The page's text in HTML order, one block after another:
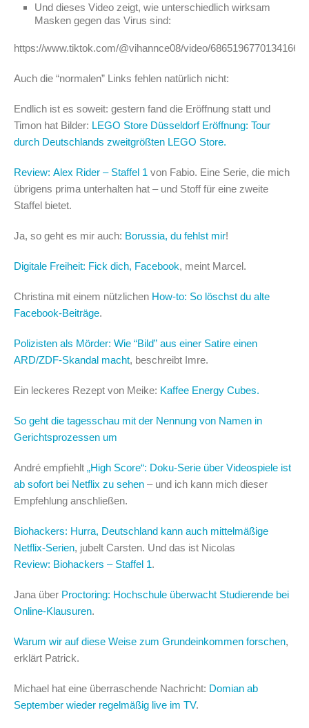
Und dieses Video zeigt, wie unterschiedlich wirksam
Masken gegen das Virus sind:
https://www.tiktok.com/@vihannce08/video/
Auch die “normalen” Links fehlen natürlich nicht:
Endlich ist es soweit: gestern fand die Eröffnung statt und
Timon hat Bilder: LEGO Store Düsseldorf Eröffnung: Tour
durch Deutschlands zweitgrößten LEGO Store.
Review: Alex Rider – Staffel 1 von Fabio. Eine Serie, die mich
übrigens prima unterhalten hat – und Stoff für eine zweite
Staffel bietet.
Ja, so geht es mir auch: Borussia, du fehlst mir!
Digitale Freiheit: Fick dich, Facebook, meint Marcel.
Christina mit einem nützlichen How-to: So löschst du alte
Facebook-Beiträge.
Polizisten als Mörder: Wie “Bild” aus einer Satire einen
ARD/ZDF-Skandal macht, beschreibt Imre.
Ein leckeres Rezept von Meike: Kaffee Energy Cubes.
So geht die tagesschau mit der Nennung von Namen in
Gerichtsprozessen um
André empfiehlt „High Score“: Doku-Serie über Videospiele ist
ab sofort bei Netflix zu sehen – und ich kann mich dieser
Empfehlung anschließen.
Biohackers: Hurra, Deutschland kann auch mittelmäßige
Netflix-Serien, jubelt Carsten. Und das ist Nicolas
Review: Biohackers – Staffel 1.
Jana über Proctoring: Hochschule überwacht Studierende bei
Online-Klausuren.
Warum wir auf diese Weise zum Grundeinkommen forschen,
erklärt Patrick.
Michael hat eine überraschende Nachricht: Domian ab
September wieder regelmäßig live im TV.